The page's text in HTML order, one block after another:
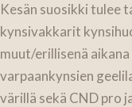
Kesän suosikki tulee
kynsivakkarit
muut/erillisenä
varpaankynsien
värillä sekä CND pro